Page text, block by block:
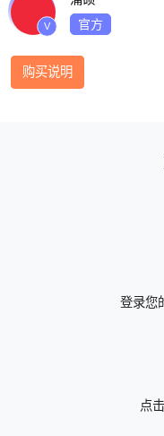
V
官方
购买说明
登录您
点